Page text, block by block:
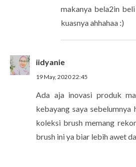
makanya bela2in
kuasnya ahhahaa :)
iidyanie
19 May, 2020 22:45
Ada aja inovasi produk
kebayang saya sebelumnya
koleksi brush memang
brush ini ya biar lebih awet